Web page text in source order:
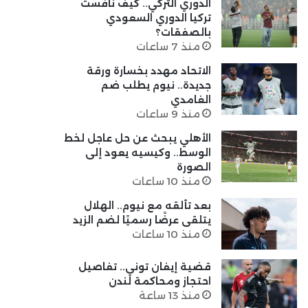
الدوري التركي.. كيف نافست
تركيا الدوري السعودي
بالصفقات؟
منذ 7 ساعات
الاتحاد مهدد بخسارة ورقة
جديدة.. نيوم يطلب ضم
الغامدي
منذ 9 ساعات
الأهلي يبحث عن حل عاجل لخط
الوسط.. وكيسيه يعود إلى
الصورة
منذ 10 ساعات
بعد تألقه مع نيوم.. الهلال
يتلقى عرضًا رسميًا لضم الزيد
منذ 10 ساعات
قضية إيفان توني.. تفاصيل
احتجاز ومحاكمة لندن
منذ 13 ساعة